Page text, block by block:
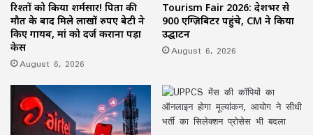
रिश्तों को किया शर्मसार! पिता की
मौत के बाद मिले लाखों रुपए बेटी ने
किए गायब, मां को दर्ज कराना पड़ा
केस
August 6, 2026
Tourism Fair 2026: देशभर से
900 एग्ज़िबिटर पहुंचे, CM ने किया
उद्घाटन
August 6, 2026